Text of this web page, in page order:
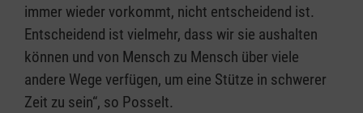
immer wieder vorkommt, nicht entscheidend ist.
Entscheidend ist vielmehr, dass wir sie aushalten
können und von Mensch zu Mensch über viele
andere Wege verfügen, um eine Stütze in schwerer
Zeit zu sein“, so Posselt.